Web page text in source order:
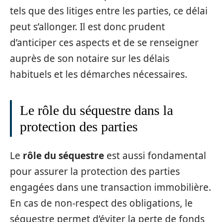
tels que des litiges entre les parties, ce délai
peut s’allonger. Il est donc prudent
d’anticiper ces aspects et de se renseigner
auprès de son notaire sur les délais
habituels et les démarches nécessaires.
Le rôle du séquestre dans la
protection des parties
Le rôle du séquestre est aussi fondamental
pour assurer la protection des parties
engagées dans une transaction immobilière.
En cas de non-respect des obligations, le
séquestre permet d’éviter la perte de fonds